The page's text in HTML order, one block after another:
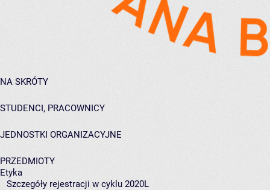
NA SKRÓTY
STUDENCI, PRACOWNICY
JEDNOSTKI ORGANIZACYJNE
PRZEDMIOTY
Etyka
Szczegóły rejestracji w cyklu 2020L